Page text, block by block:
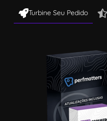
Turbine Seu Pedido